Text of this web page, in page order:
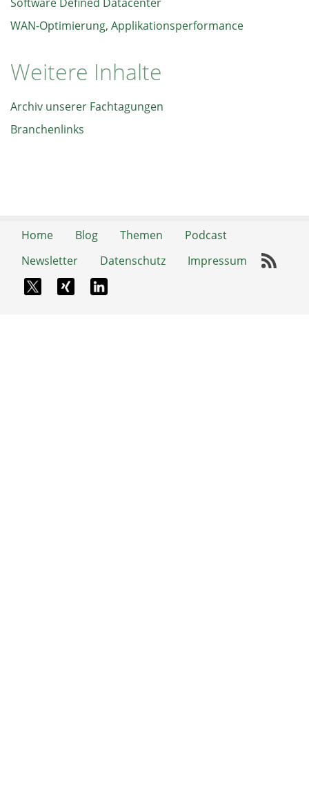
WAN-Optimierung, Applikationsperformance
Weitere Inhalte
Archiv unserer Fachtagungen
Branchenlinks
Home Blog Themen
Podcast
Newsletter
Datenschutz Impressum
X-TwitterXing